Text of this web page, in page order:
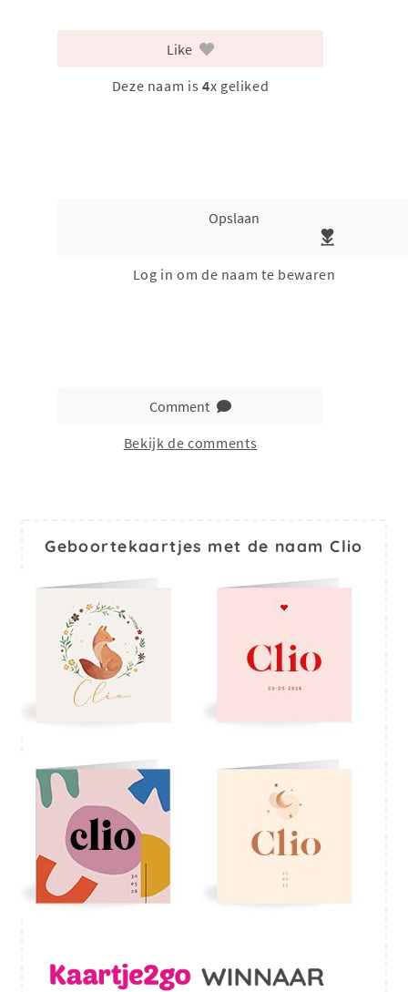
Like
Deze naam is 4x geliked
Opslaan
Log in om de naam te bewaren
Comment
Bekijk de comments
Geboortekaartjes met de naam Clio